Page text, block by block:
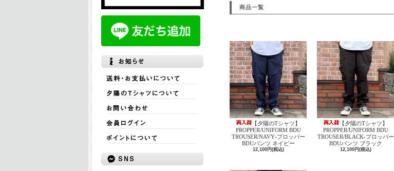
商品一覧
【夕陽のTシャツ】
PROPPER/UNIFORM BDU
TROUSER/NAVY‐プロッパー
BDUパンツ ネイビー
12,100円(税込)
【夕陽のTシャツ】
PROPPER/UNIFORM BDU
TROUSER/BLACK‐プロッパー
BDUパンツ ブラック
12,100円(税込)